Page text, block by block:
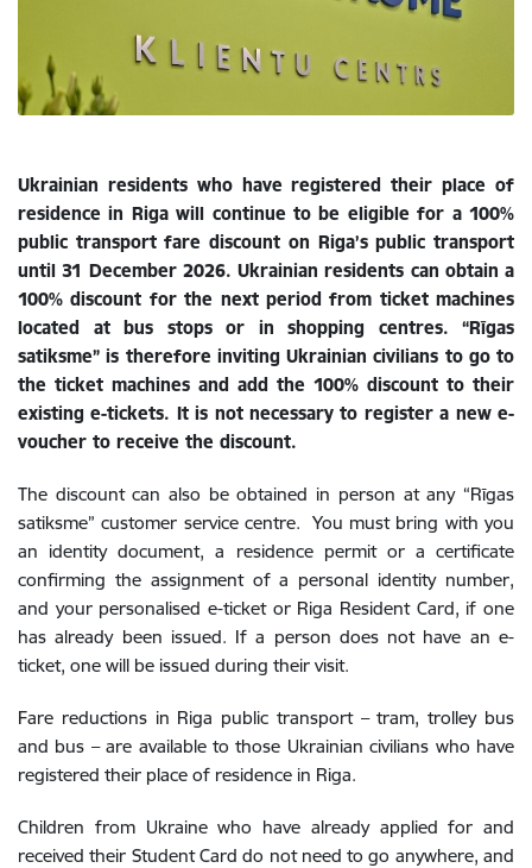
Ukrainian residents who have registered their place of
residence in Riga will continue to be eligible for a 100%
public transport fare discount on Riga’s public transport
until 31 December 2026. Ukrainian residents can obtain a
100% discount for the next period from ticket machines
located at bus stops or in shopping centres. “Rīgas
satiksme” is therefore inviting Ukrainian civilians to go to
the ticket machines and add the 100% discount to their
existing e-tickets. It is not necessary to register a new e-
voucher to receive the discount.
The discount can also be obtained in person at any “Rīgas
satiksme” customer service centre. You must bring with you
an identity document, a residence permit or a certificate
confirming the assignment of a personal identity number,
and your personalised e-ticket or Riga Resident Card, if one
has already been issued. If a person does not have an e-
ticket, one will be issued during their visit.
Fare reductions in Riga public transport – tram, trolley bus
and bus – are available to those Ukrainian civilians who have
registered their place of residence in Riga.
Children from Ukraine who have already applied for and
received their Student Card do not need to go anywhere, and